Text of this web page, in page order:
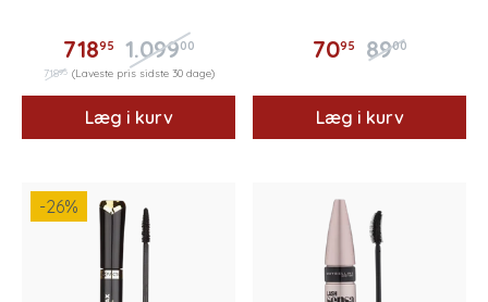
71895 1.09900
71895 (Laveste pris sidste 30 dage)
Læg i kurv
7095 8900
Læg i kurv
-26%